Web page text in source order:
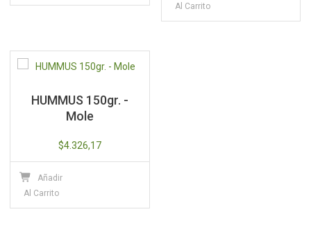
Al Carrito
HUMMUS 150gr. -
Mole
$4.326,17
Añadir
Al Carrito